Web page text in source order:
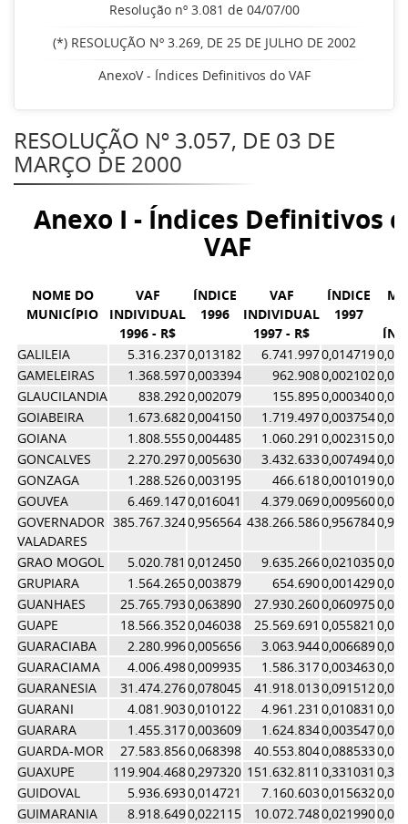
Resolução nº 3.081 de 04/07/00
(*) RESOLUÇÃO Nº 3.269, DE 25 DE JULHO DE 2002
AnexoV - Índices Definitivos do VAF
RESOLUÇÃO Nº 3.057, DE 03 DE
MARÇO DE 2000
Anexo I - Índices Definitivos
VAF
NOME DO
MUNICÍPIO
VAF
INDIVIDUAL
1996 - R$
ÍNDICE
1996
VAF
INDIVIDUAL
1997 - R$
ÍNDICE
1997
GALILEIA
5.316.2370,013182 6.741.9970,014719
GAMELEIRAS
1.368.5970,003394 962.9080,002102
GLAUCILANDIA
838.2920,002079 155.8950,000340
GOIABEIRA
1.673.6820,004150 1.719.4970,003754
GOIANA
1.808.5550,004485 1.060.291 0,002315
GONCALVES
2.270.2970,005630 3.432.6330,007494
GONZAGA
1.288.5260,003195 466.6180,001019
GOUVEA
6.469.1470,016041 4.379.0690,009560
GOVERNADOR
VALADARES
385.767.3240,956564 438.266.5860,956784
GRAO MOGOL 5.020.781 0,012450 9.635.2660,021035
GRUPIARA
1.564.2650,003879 654.6900,001429
GUANHAES
25.765.7930,063890 27.930.2600,060975
GUAPE
18.566.3520,046038 25.569.691 0,055821
GUARACIABA
2.280.9960,005656 3.063.9440,006689
GUARACIAMA
4.006.4980,009935 1.586.3170,003463
GUARANESIA
31.474.2760,078045 41.918.0130,091512
GUARANI
4.081.9030,010122 4.961.231 0,010831
GUARARA
1.455.3170,003609 1.624.8340,003547
GUARDA-MOR
27.583.8560,068398 40.553.8040,088533
GUAXUPE
119.904.4680,297320 151.632.811 0,331031
GUIDOVAL
5.936.6930,014721 7.160.6030,015632
GUIMARANIA
8.918.6490,022115 10.072.7480,021990